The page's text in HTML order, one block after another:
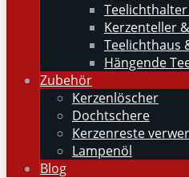
Kerzenteller
Teelichthaus
Hängende
Zubehör
Kerzenlöscher
Dochtschere
Kerzenreste
Lampenöl
Blog